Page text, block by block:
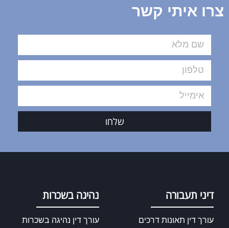
צרו איתי קשר
שלחו
דיני תעבורה
עורך דין תאונות דרכים
נהיגה בשכרות
עורך דין נהיגה בשכרות